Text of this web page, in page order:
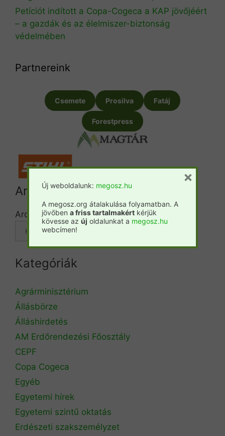
Petíciót indított a Copa-Cogeca a KAP jövőjéért
– a gazdák és az élelmiszer-biztonság
védelmében
Partnereink
Csemete Prosilva Fatáj
Forestpress
Archívum
Archívum
Kategóriák
Agrárminisztérium
Állásbörze
Álláshirdetés
AM Erdőrendezési Főosztály
CEPF
Copa Cogeca
Egyéb
Egyetemi hírek
Egyetemi szintű oktatás
Erdészeti szakszemélyzet
Új weboldalunk: megosz.hu
A megosz.org átalakulása folyamatban. A
jövőben a friss tartalmakért kérjük
kövesse az új oldalunkat a megosz.hu
webcímen!
×